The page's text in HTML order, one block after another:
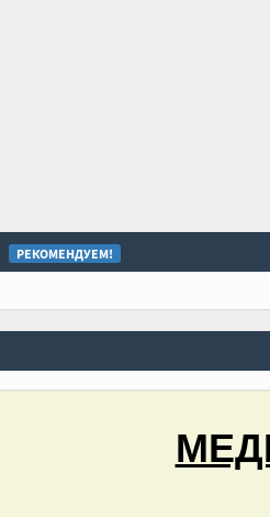
РЕКОМЕНДУЕМ!